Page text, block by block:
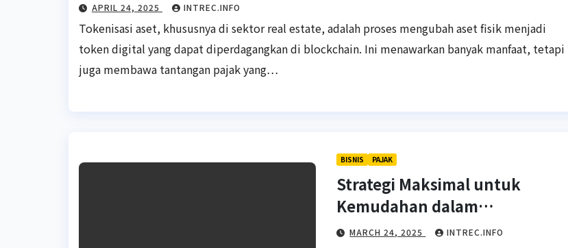
APRIL 24, 2025 INTREC.INFO
Tokenisasi aset, khususnya di sektor real estate, adalah proses mengubah aset fisik menjadi
token digital yang dapat diperdagangkan di blockchain. Ini menawarkan banyak manfaat, tetapi
juga membawa tantangan pajak yang…
BISNIS PAJAK
Strategi Maksimal untuk
Kemudahan dalam
Pengelolaan Pajak
MARCH 24, 2025 INTREC.INFO